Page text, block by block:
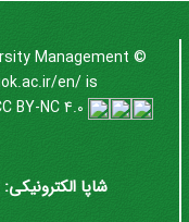
Management ©
en/is
BY-NC 4.0
شاپا الکترونیکی: 8712-3041